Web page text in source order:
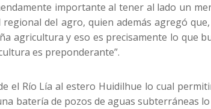
importante al tener al lado un
del agro, quien además agregó
y eso es precisamente lo que
es preponderante”.
el Río Lía al estero Huidilhue lo cual
batería de pozos de aguas subterráneas